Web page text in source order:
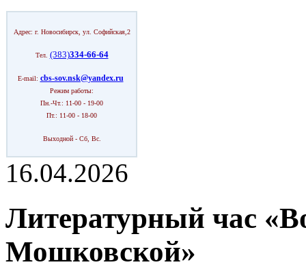
Адрес: г. Новосибирск, ул. Софийская,2
Тел. (383)334-66-64
E-mail: cbs-sov.nsk@yandex.ru
Режим работы:
Пн.-Чт.: 11-00 - 19-00
Пт.: 11-00 - 18-00
Выходной - Сб, Вс.
16.04.2026
Литературный час
Мошковской»